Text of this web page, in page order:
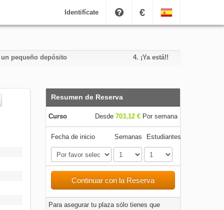
Identifícate €
pequeño depósito 4. ¡Ya está!!
Resumen de Reserva
Curso Desde 703,12 €Por semana
Fecha de inicio Semanas Estudiantes
Continuar con la Reserva
Para asegurar tu plaza sólo tienes que